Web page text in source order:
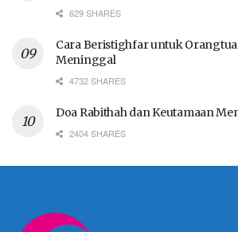
629 SHARES
Cara Beristighfar untuk
Meninggal
4732 SHARES
Doa Rabithah dan Keutamaan
2404 SHARES